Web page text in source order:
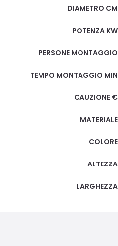
DIAMETRO CM
POTENZA KW
PERSONE MONTAGGIO
TEMPO MONTAGGIO MIN
CAUZIONE €
MATERIALE
COLORE
ALTEZZA
LARGHEZZA